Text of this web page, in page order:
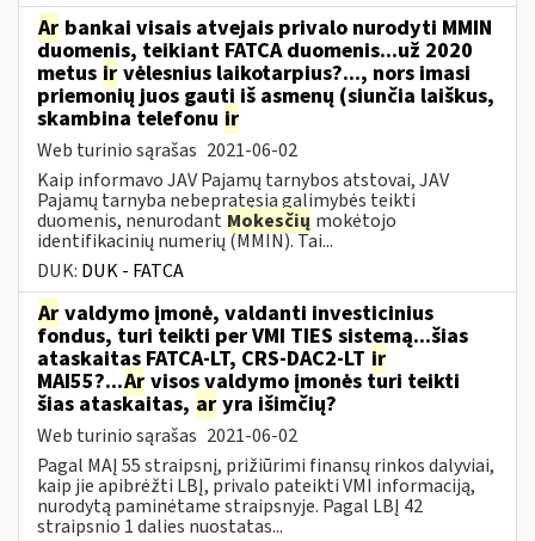
Ar bankai visais atvejais privalo nurodyti MMIN
duomenis, teikiant FATCA duomenis...už 2020
metus ir vėlesnius laikotarpius?..., nors imasi
priemonių juos gauti iš asmenų (siunčia laiškus,
skambina telefonu ir
Web turinio sąrašas 2021-06-02
Kaip informavo JAV Pajamų tarnybos atstovai, JAV
Pajamų tarnyba nebepratęsia galimybės teikti
duomenis, nenurodant Mokesčių mokėtojo
identifikacinių numerių (MMIN). Tai...
DUK: DUK - FATCA
Ar valdymo įmonė, valdanti investicinius
fondus, turi teikti per VMI TIES sistemą...šias
ataskaitas FATCA-LT, CRS-DAC2-LT ir
MAI55?...Ar visos valdymo įmonės turi teikti
šias ataskaitas, ar yra išimčių?
Web turinio sąrašas 2021-06-02
Pagal MAĮ 55 straipsnį, prižiūrimi finansų rinkos dalyviai,
kaip jie apibrėžti LBĮ, privalo pateikti VMI informaciją,
nurodytą paminėtame straipsnyje. Pagal LBĮ 42
straipsnio 1 dalies nuostatas...